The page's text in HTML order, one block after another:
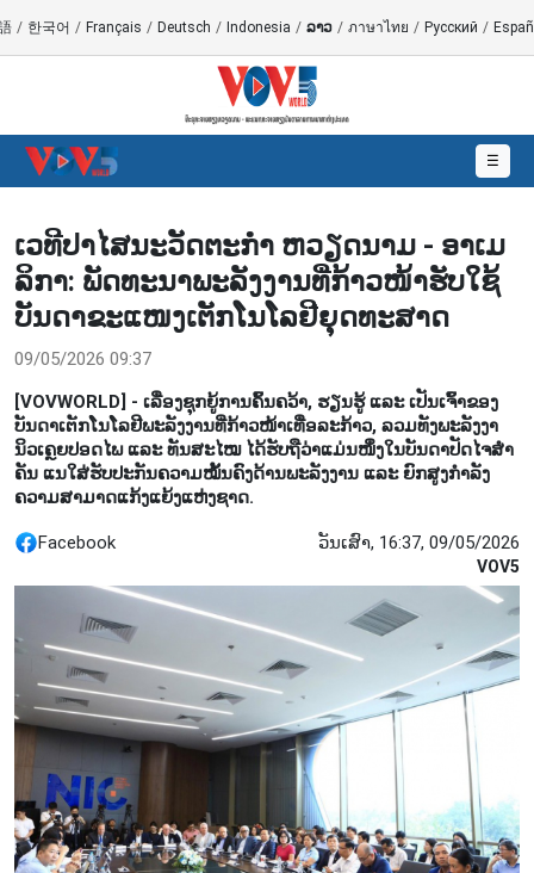
/ 한국어 / Français / Deutsch / Indonesia / ລາວ / ภาษาไทย / Русский /
☰
ເວ​ທີ​ປາ​ໄສ​ນະ​ວັດ​ຕະ​ກຳ ຫວຽດ​ນາມ - ອາ​ເມ​
ລິ​ກາ: ພັດ​ທະ​ນາ​ພະ​ລັງ​ງານ​​ທີ່ກ້າວ​ໜ້າ​ຮັບ​ໃຊ້​
ບັນ​ດາ​ຂະ​ແໜງ​ເຕັກ​ໂນ​ໂລ​ຢີ​ຍຸດ​ທະ​ສາດ
09/05/2026 09:37
[VOVWORLD] - ເລື່ອງ​ຊຸກ​ຍູ້​ການ​ຄົ້ນ​ຄວ້າ, ຮຽນ​ຮູ້ ແລະ ເປັນ​ເຈົ້າ​ຂອ​ງ​
ບັນ​ດາ​ເຕັກ​ໂນ​ໂລ​ຢີ​ພະ​ລັງ​ງານ​ທີ່​ກ້າວ​ໜ້າ​ເທື່ອ​ລະ​ກ້າວ, ລວມ​ທັງ​ພະ​ລັງ​ງາ​
ນິວ​ເຄຼຍ​ປ​ອດໄພ ແລະ ທັນ​ສະ​ໄໝ ໄດ້​ຮັບ​ຖື​ວ່າ​ແມ່ນ​ໜຶ່ງ​ໃນ​ບັນ​ດາ​ປັດ​ໄຈ​ສຳ​
ຄັນ ແນ​ໃສ່​ຮັບ​ປະ​ກັນ​ຄວາມ​ໝັ້ນ​ຄົງ​ດ້າ​ນ​ພະ​ລັງ​ງານ ແລະ ຍົກ​ສູງ​ກຳ​ລັງ​
ຄວາມ​ສາ​ມາດ​ແກ້ງ​ແຍ້ງ​ແຫ່ງ​ຊາດ.
Facebook ວັນເສົາ, 16:37, 09/05/2026
VOV5